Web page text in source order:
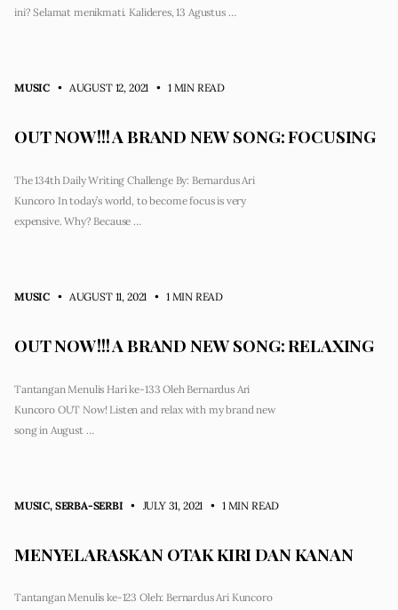
ini? Selamat menikmati. Kalideres, 13 Agustus …
MUSIC • AUGUST 12, 2021 • 1 MIN READ
OUT NOW!!! A BRAND NEW SONG: FOCUSING
The 134th Daily Writing Challenge By: Bernardus Ari
Kuncoro In today’s world, to become focus is very
expensive. Why? Because …
MUSIC • AUGUST 11, 2021 • 1 MIN READ
OUT NOW!!! A BRAND NEW SONG: RELAXING
Tantangan Menulis Hari ke-133 Oleh Bernardus Ari
Kuncoro OUT Now! Listen and relax with my brand new
song in August …
MUSIC, SERBA-SERBI • JULY 31, 2021 • 1 MIN READ
MENYELARASKAN OTAK KIRI DAN KANAN
Tantangan Menulis ke-123 Oleh: Bernardus Ari Kuncoro